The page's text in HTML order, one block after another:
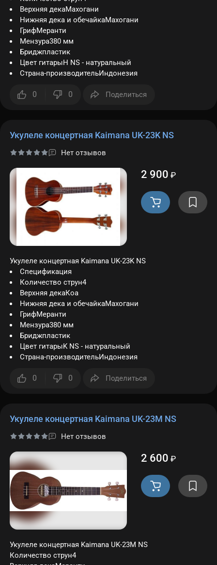
Верхняя декаМахогани
Нижняя дека и обечайкаМахогани
ГрифМеранти
Мензура380 мм
Бриджпластик
Цвет гитарыH NS - натуральный
Страна-производительИндонезия
0 0 Поделиться
Укулеле концертная Kaimana UK-23K NS
Нет отзывов
2 900 ₽
Укулеле концертная Kaimana UK-23K NS
Спецификация
Количество струн4
Верхняя декаКоа
Нижняя дека и обечайкаМахогани
ГрифМеранти
Мензура380 мм
Бриджпластик
Цвет гитарыK NS - натуральный
Страна-производительИндонезия
0 0 Поделиться
Укулеле концертная Kaimana UK-23M NS
Нет отзывов
2 600 ₽
Укулеле концертная Kaimana UK-23M NS
Количество струн4